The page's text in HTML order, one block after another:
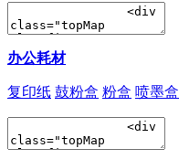
办公耗材
复印纸 鼓粉盒 粉盒 喷墨盒